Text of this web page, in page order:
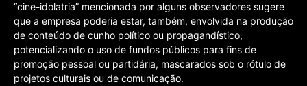
“cine-idolatria” mencionada por alguns observadores sugere
que a empresa poderia estar, também, envolvida na produção
de conteúdo de cunho político ou propagandístico,
potencializando o uso de fundos públicos para fins de
promoção pessoal ou partidária, mascarados sob o rótulo de
projetos culturais ou de comunicação.